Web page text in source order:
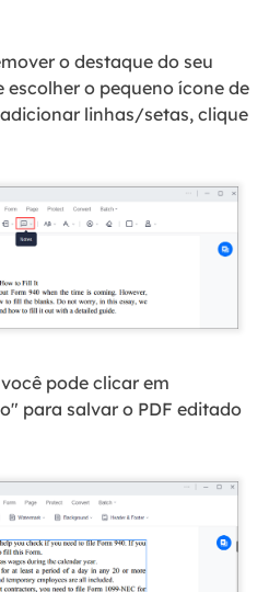
o destaque do seu
escolher o pequeno ícone de
linhas/setas, clique
pode clicar em
para salvar o PDF editado